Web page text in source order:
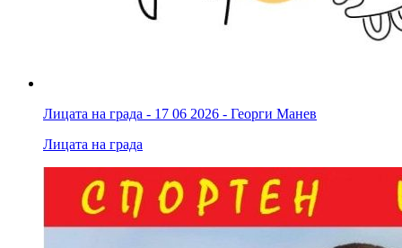
Лицата на града - 17 06 2026 - Георги Манев
Лицата на града